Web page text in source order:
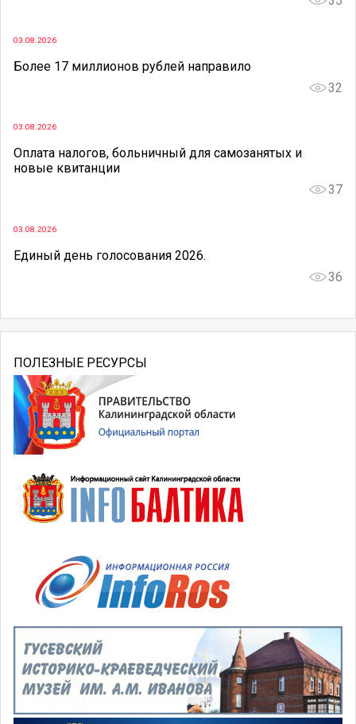
03.08.2026
Более 17 миллионов рублей направило
32
03.08.2026
Оплата налогов, больничный для самозанятых и
новые квитанции
37
03.08.2026
Единый день голосования 2026.
36
ПОЛЕЗНЫЕ РЕСУРСЫ